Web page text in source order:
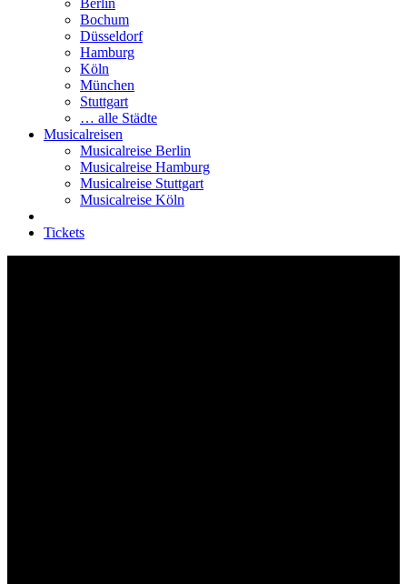
Berlin
Bochum
Düsseldorf
Hamburg
Köln
München
Stuttgart
… alle Städte
Musicalreisen
Musicalreise Berlin
Musicalreise Hamburg
Musicalreise Stuttgart
Musicalreise Köln
Tickets